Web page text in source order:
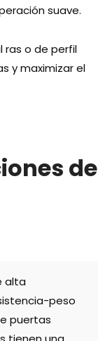
suave.
ras o de perfil
y maximizar el
de
alta
peso
puertas